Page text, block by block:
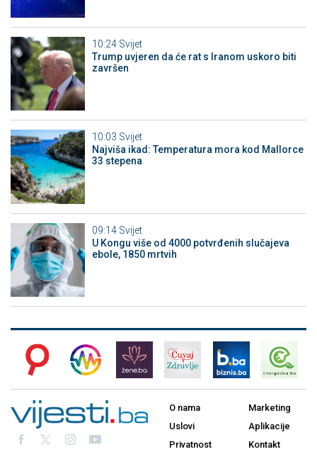
10:24 Svijet
Trump uvjeren da će rat s Iranom uskoro biti
završen
10:03 Svijet
Najviša ikad: Temperatura mora kod Mallorce
33 stepena
09:14 Svijet
U Kongu više od 4000 potvrđenih slučajeva
ebole, 1850 mrtvih
O nama
Uslovi
Privatnost
Marketing
Aplikacije
Kontakt